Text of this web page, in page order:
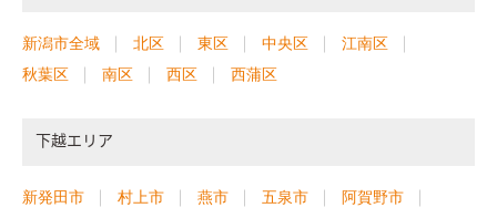
新潟市全域 北区 東区 中央区
江南区
秋葉区
南区 西区 西蒲区
下越エリア
新発田市 村上市 燕市 五泉市
阿賀野市